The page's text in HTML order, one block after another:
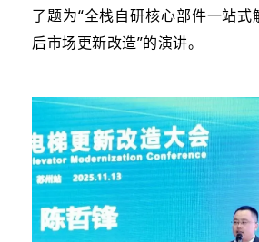
了题为“全栈自研核心部件一站式
后市场更新改造”的演讲。